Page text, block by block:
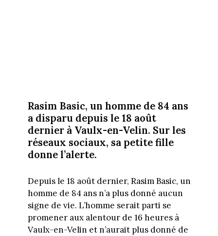
Rasim Basic, un homme de 84 ans
a disparu depuis le 18 août
dernier à Vaulx-en-Velin. Sur les
réseaux sociaux, sa petite fille
donne l’alerte.
Depuis le 18 août dernier, Rasim Basic, un
homme de 84 ans n’a plus donné aucun
signe de vie. L’homme serait parti se
promener aux alentour de 16 heures à
Vaulx-en-Velin et n’aurait plus donné de